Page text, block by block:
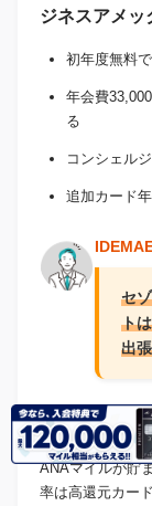
ジネスアメッ
初年度無料
年会費
る
コンシェル
追加カード
セ
ト
出
ANAマイル
ANAマイルが貯
率は高還元カー